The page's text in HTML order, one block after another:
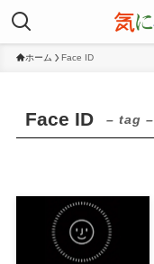
ホーム Face ID
Face ID – tag –